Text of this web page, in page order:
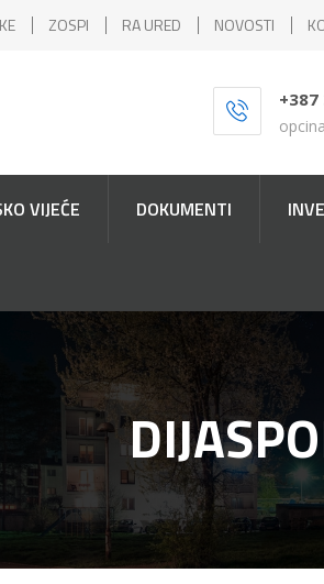
ZOSPI RA URED NOVOSTI
+387
VIJEĆE DOKUMENTI